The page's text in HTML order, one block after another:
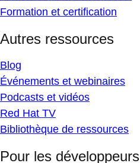
Formation et certification
Autres ressources
Blog
Événements et webinaires
Podcasts et vidéos
Red Hat TV
Bibliothèque de ressources
Pour les développeurs